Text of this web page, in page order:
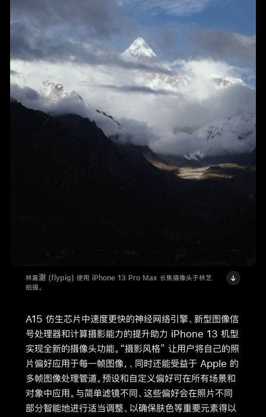
林嘉澍 (flypig) 使用 iPhone 13 Pro Max 长焦摄像头于林芝
拍摄。
A15 仿生芯片中速度更快的神经网络引擎、新型图像信
号处理器和计算摄影能力的提升助力 iPhone 13 机型
实现全新的摄像头功能。“摄影风格” 让用户将自己的照
片偏好应用于每一帧图像，、同时还能受益于 Apple 的
多帧图像处理管道。预设和自定义偏好可在所有场景和
对象中应用。与简单滤镜不同、这些偏好会在照片不同
部分智能地进行适当调整、以确保肤色等重要元素得以